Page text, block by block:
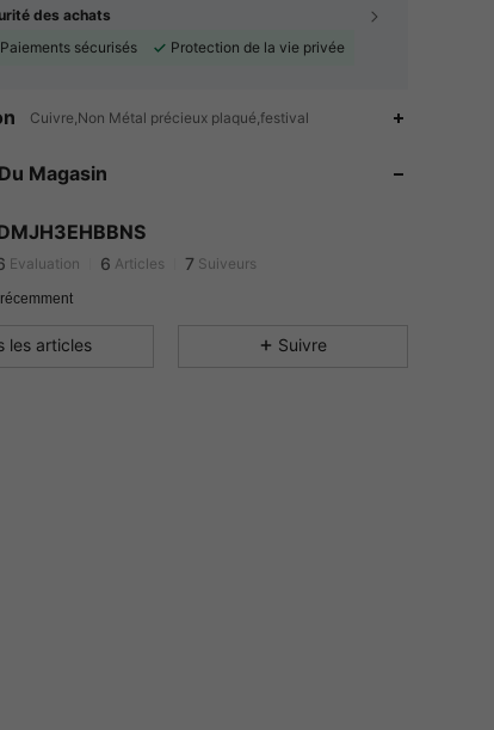
des achats
Paiements sécurisés
Protection de la vie privée
Cuivre,Non Métal précieux plaqué,festival
Magasin
6
7
6
Evaluation 6 Articles 7 Suiveurs
les articles Suivre